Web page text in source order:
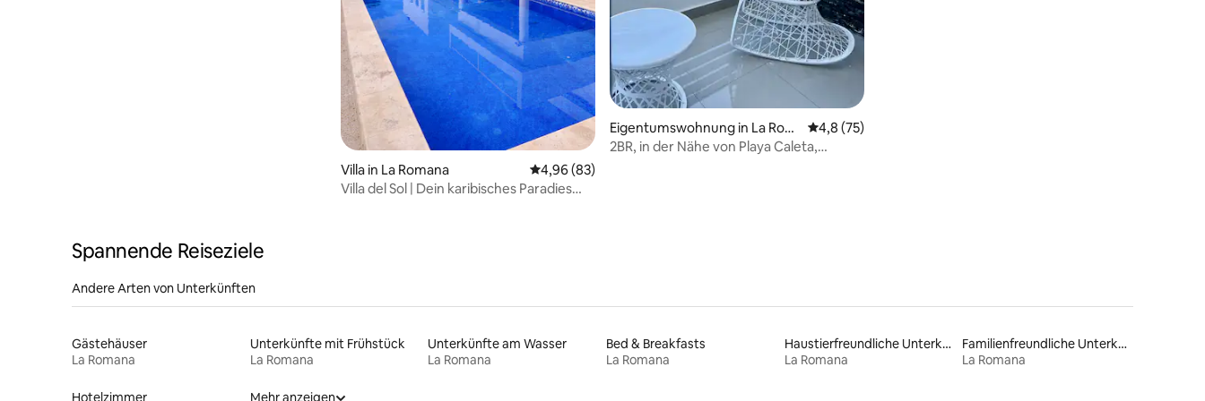
Villa in La Romana Durchschnittliche Bewertung: 4,96 von 5, 83 Bewertungen
4,96 (83)
Villa del Sol | Dein karibisches Paradies
Eigentumswohnung in La Rom
ana
Durchschnittliche Bewertung: 4,8 von 5, 75 Bewertungen
4,8 (75)
2BR, in der Nähe von Playa Caleta,
Spannende Reiseziele
Andere Arten von Unterkünften
Gästehäuser
La Romana
Unterkünfte mit Frühstück
La Romana
Unterkünfte am Wasser
La Romana
Bed & Breakfasts
La Romana
Haustierfreundliche Unterkünfte
La Romana
Familienfreundliche Unterkünfte
La Romana
Hotelzimmer Mehr anzeigen